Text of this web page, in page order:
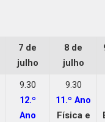
7 de
julho
8 de
julho
9.30
12.º
Ano
9.30
11.º Ano
Física e